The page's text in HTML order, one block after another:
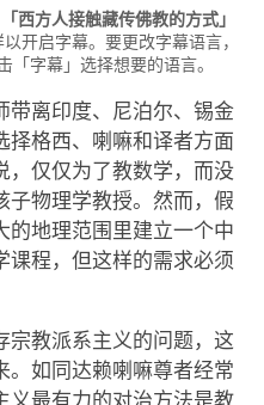
西方人接触藏传佛教的方式」
开启字幕。要更改字幕语言，
「字幕」选择想要的语言。
带离印度、尼泊尔、锡金
择格西、喇嘛和译者方面
，仅仅为了教数学，而没
子物理学教授。然而，假
的地理范围里建立一个中
课程，但这样的需求必须
宗教派系主义的问题，这
。如同达赖喇嘛尊者经常